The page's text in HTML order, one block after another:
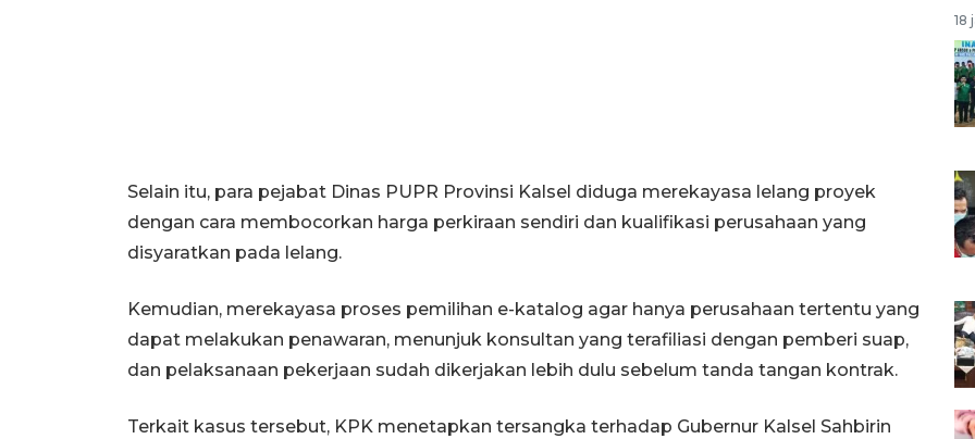
Selain itu, para pejabat Dinas PUPR Provinsi Kalsel diduga merekayasa lelang proyek
dengan cara membocorkan harga perkiraan sendiri dan kualifikasi perusahaan yang
disyaratkan pada lelang.
Kemudian, merekayasa proses pemilihan e-katalog agar hanya perusahaan tertentu yang
dapat melakukan penawaran, menunjuk konsultan yang terafiliasi dengan pemberi suap,
dan pelaksanaan pekerjaan sudah dikerjakan lebih dulu sebelum tanda tangan kontrak.
Terkait kasus tersebut, KPK menetapkan tersangka terhadap Gubernur Kalsel Sahbirin
18